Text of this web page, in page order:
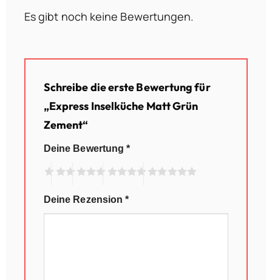
Es gibt noch keine Bewertungen.
Schreibe die erste Bewertung für
„Express Inselküche Matt Grün
Zement“
Deine Bewertung*
Deine Rezension*